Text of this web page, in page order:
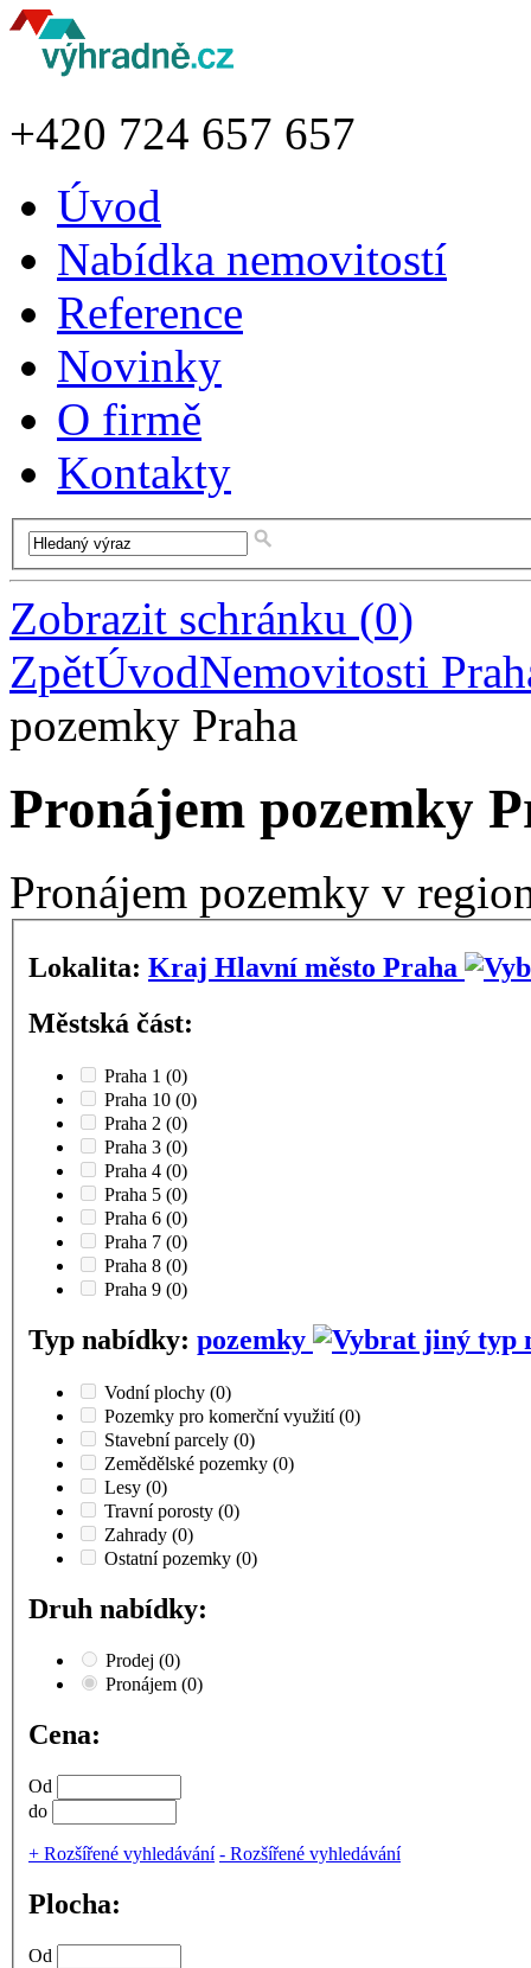
+420 724 657 657
Úvod
Nabídka nemovitostí
Reference
Novinky
O firmě
Kontakty
Zobrazit schránku (0)
ZpětÚvodNemovitosti
pozemky Praha
Pronájem pozemky
Pronájem pozemky v
Lokalita:
Kraj Hlavní město Praha
Městská část:
Praha 1 (0)
Praha 10 (0)
Praha 2 (0)
Praha 3 (0)
Praha 4 (0)
Praha 5 (0)
Praha 6 (0)
Praha 7 (0)
Praha 8 (0)
Praha 9 (0)
Typ nabídky: pozemky
Vodní plochy (0)
Pozemky pro komerční využití(0)
Stavební parcely (0)
Zemědělské pozemky (0)
Lesy (0)
Travní porosty (0)
Zahrady (0)
Ostatní pozemky (0)
Druh nabídky:
Prodej (0)
Pronájem (0)
Cena:
Od
do
+ Rozšířené vyhledávání - Rozšířené vyhledávání
Plocha:
Od